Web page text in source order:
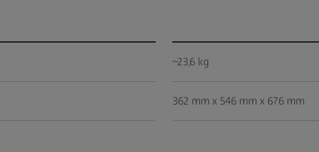
~23,6 kg
362 mm x 546 mm x 676 mm